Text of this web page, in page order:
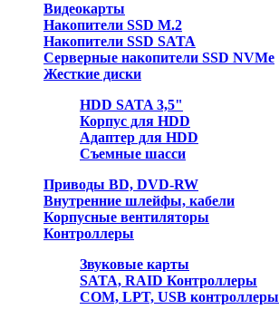
Видеокарты
Накопители SSD M.2
Накопители SSD SATA
Серверные накопители SSD NVMe
Жесткие диски
HDD SATA 3,5"
Корпус для HDD
Адаптер для HDD
Съемные шасси
Приводы BD, DVD-RW
Внутренние шлейфы, кабели
Корпусные вентиляторы
Контроллеры
Звуковые карты
SATA, RAID Контроллеры
COM, LPT, USB контроллеры